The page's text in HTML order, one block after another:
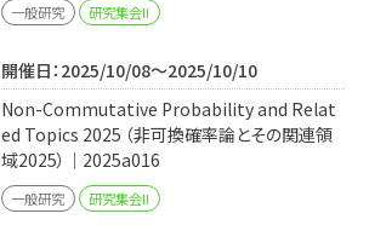
一般研究 研究集会II
開催日：2025/10/08～2025/10/10
Non-Commutative Probability and Relat
ed Topics 2025 （非可換確率論とその関連領
域2025）｜2025a016
一般研究 研究集会II